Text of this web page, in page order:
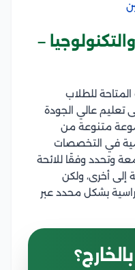
–
للطلاب
تعليم عالي الجودة
متنوعة من
في التخصصات
وتحدد وفقًا للائحة
إلى أخرى، ولكن
بشكل محدد عبر